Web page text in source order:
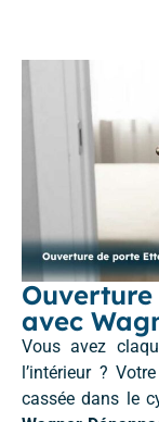
avec
Vous avez
l’intérieur ?
cassée dans le